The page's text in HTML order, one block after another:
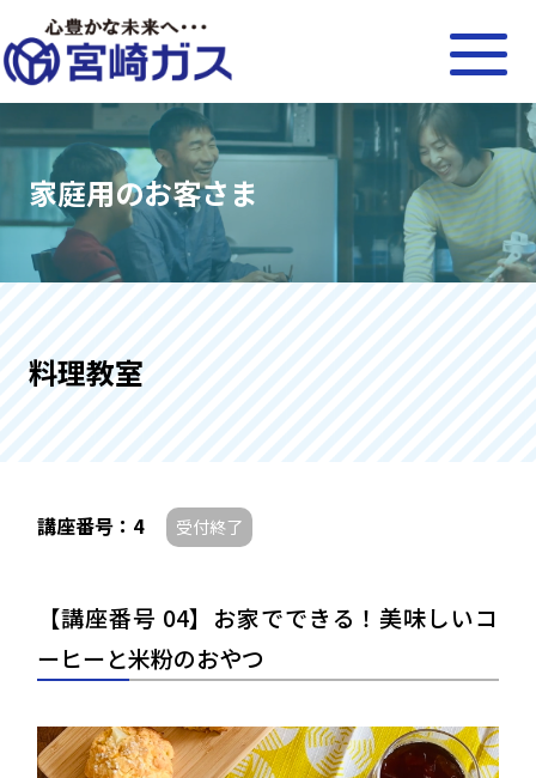
家庭用のお客さま
料理教室
講座番号：4 受付終了
【講座番号 04】お家でできる！美味しいコ
ーヒーと米粉のおやつ